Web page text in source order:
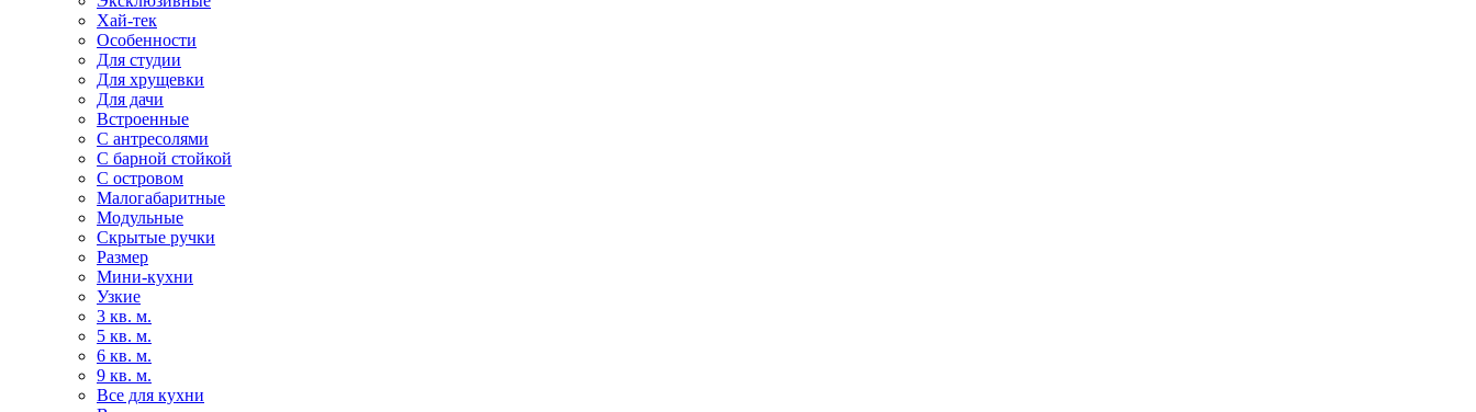
Хай-тек
Особенности
Для студии
Для хрущевки
Для дачи
Встроенные
С антресолями
С барной стойкой
С островом
Малогабаритные
Модульные
Скрытые ручки
Размер
Мини-кухни
Узкие
3 кв. м.
5 кв. м.
6 кв. м.
9 кв. м.
Все для кухни